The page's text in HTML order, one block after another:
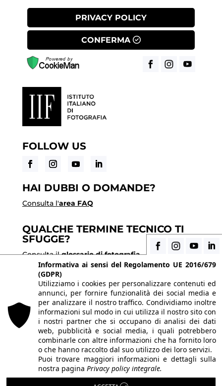
PRIVACY POLICY
CONFERMA
FOLLOW US
HAI DUBBI O DOMANDE?
Consulta l'area FAQ
QUALCHE TERMINE TECNICO TI
SFUGGE?
Consulta ilglossario di fotografia
CONVENZIONI IIF
Scopri i vantaggi di essere uno studente di IIF
© 2026 Istituto Italiano di Fotografia® srl, Via
Enrico Caviglia 3, 20139 Milano | Tel 02/58107623 -
02/58107139
P.IVA IT10863240155 | PECiifmilano@pec.it
MI-1415688 | Capitale sociale € 10.400,00 I.V.
Informativa ai sensi del Regolamento UE 2016/679
(GDPR)
Utilizziamo i cookies per personalizzare contenuti ed
annunci, per fornire funzionalità dei social media e
per analizzare il nostro traffico. Condividiamo inoltre
informazioni sul modo in cui utilizza il nostro sito con
i nostri partner che si occupano di analisi dei dati
web, pubblicità e social media, i quali potrebbero
combinarle con altre informazioni che ha fornito loro
o che hanno raccolto dal suo utilizzo dei loro servizi.
Puoi trovare maggiori informazioni e dettagli sulla
nostra pagina Privacy policy integrale.